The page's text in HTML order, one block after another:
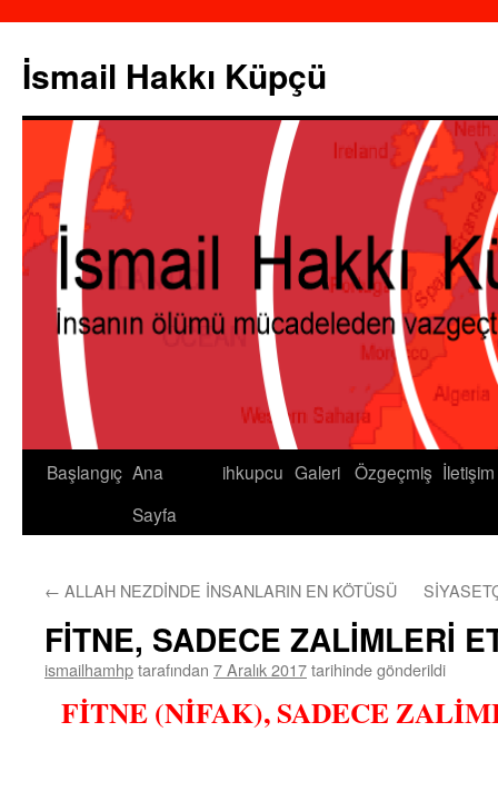
İsmail Hakkı Küpçü
Başlangıç Ana
Sayfa
ihkupcu Galeri Özgeçmiş İletişim
← ALLAH NEZDİNDE İNSANLARIN EN KÖTÜSÜ
FİTNE, SADECE ZALİMLERİ
ismailhamhptarafından 7 Aralık 2017tarihinde gönderildi
FİTNE (NİFAK), SADECE